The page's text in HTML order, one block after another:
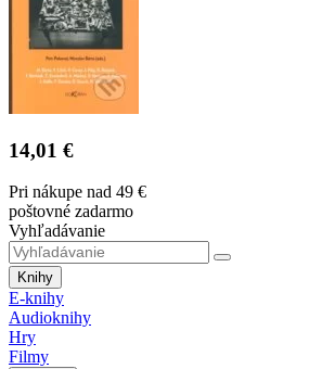
14,01 €
Pri nákupe nad 49 €
poštovné zadarmo
Vyhľadávanie
Knihy
E-knihy
Audioknihy
Hry
Filmy